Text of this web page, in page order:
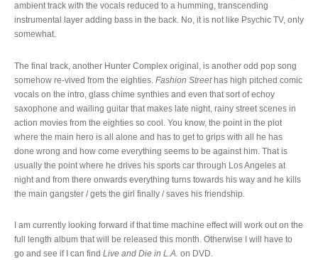
ambient track with the vocals reduced to a humming, transcending
instrumental layer adding bass in the back. No, it is not like Psychic TV, only
somewhat.
The final track, another Hunter Complex original, is another odd pop song
somehow re-vived from the eighties. Fashion Streethas high pitched comic
vocals on the intro, glass chime synthies and even that sort of echoy
saxophone and wailing guitar that makes late night, rainy street scenes in
action movies from the eighties so cool. You know, the point in the plot
where the main hero is all alone and has to get to grips with all he has
done wrong and how come everything seems to be against him. That is
usually the point where he drives his sports car through Los Angeles at
night and from there onwards everything turns towards his way and he kills
the main gangster / gets the girl finally / saves his friendship.
I am currently looking forward if that time machine effect will work out on the
full length album that will be released this month. Otherwise I will have to
go and see if I can find Live and Die in L.A. on DVD.